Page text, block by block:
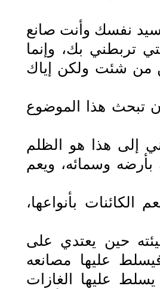
نفسك وأنت صانع
تربطني بك، وإنما
من شئت ولكن إياك
تبحث هذا الموضوع
إلى هذا هو الظلم
بأرضه وسمائه، ويعم
بأنواعها،
حين يعتدي على
فيسلط عليها مصانعه
يسلط عليها الغازات